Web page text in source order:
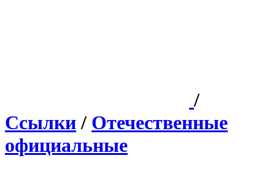
/
Ссылки / Отечественные
официальные